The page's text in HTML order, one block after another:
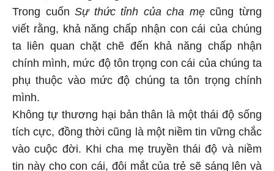
Trong cuốn Sự thức tỉnh của cha mẹcũng từng
viết rằng, khả năng chấp nhận con cái của chúng
ta liên quan chặt chẽ đến khả năng chấp nhận
chính mình, mức độ tôn trọng con cái của chúng ta
phụ thuộc vào mức độ chúng ta tôn trọng chính
mình.
Không tự thương hại bản thân là một thái độ sống
tích cực, đồng thời cũng là một niềm tin vững chắc
vào cuộc đời. Khi cha mẹ truyền thái độ và niềm
tin này cho con cái, đôi mắt của trẻ sẽ sáng lên và